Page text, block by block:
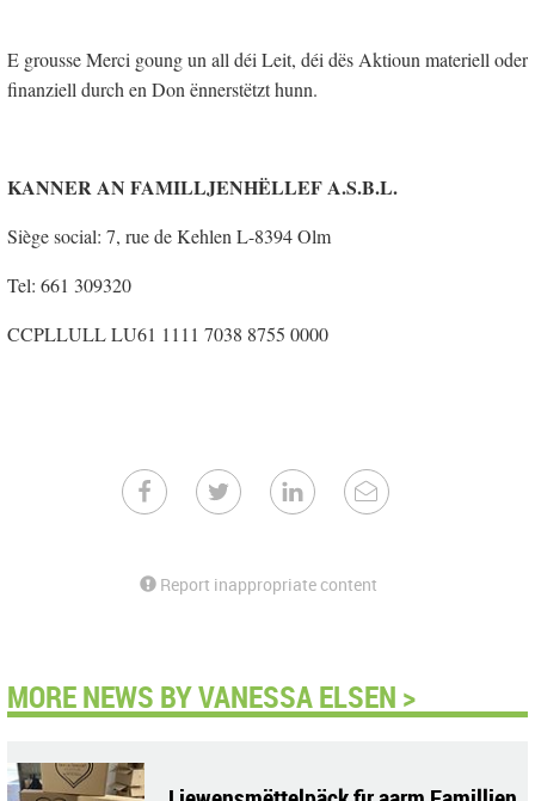
E grousse Merci goung un all déi Leit, déi dës Aktioun materiell oder
finanziell durch en Don ënnerstëtzt hunn.
KANNER AN FAMILLJENHËLLEF A.S.B.L.
Siège social: 7, rue de Kehlen L-8394 Olm
Tel: 661 309320
CCPLLULL LU61 1111 7038 8755 0000
Report inappropriate content
MORE NEWS BY VANESSA ELSEN >